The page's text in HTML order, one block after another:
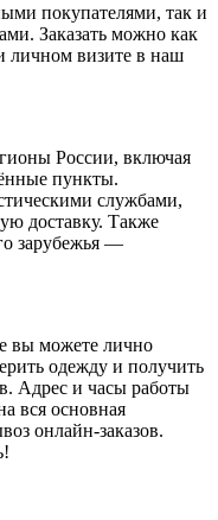
покупателями, так и
Заказать можно как
личном визите в наш
России, включая
пункты.
службами,
доставку. Также
зарубежья —
вы можете лично
одежду и получить
Адрес и часы работы
вся основная
онлайн-заказов.